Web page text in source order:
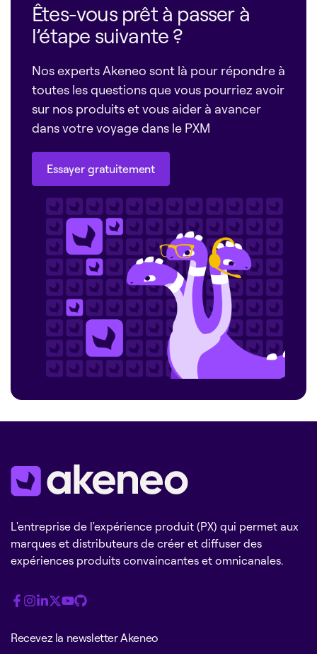
Êtes-vous prêt à passer à
l’étape suivante ?
Nos experts Akeneo sont là pour répondre à
toutes les questions que vous pourriez avoir
sur nos produits et vous aider à avancer
dans votre voyage dans le PXM
Essayer gratuitement
Essayer gratuitement
L'entreprise de l'expérience produit (PX) qui permet aux
marques et distributeurs de créer et diffuser des
expériences produits convaincantes et omnicanales.
Recevez la newsletter Akeneo